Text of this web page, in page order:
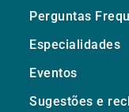
Perguntas
Especialidades
Eventos
Sugestões e